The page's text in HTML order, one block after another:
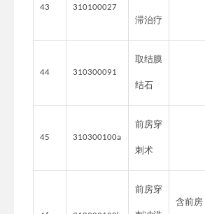
43 310100027
滞治疗
44 310300091
取结膜
结石
45 310300100a
前房穿
刺术
前房穿
含前房